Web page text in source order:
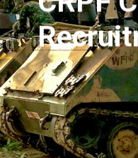
CRPF